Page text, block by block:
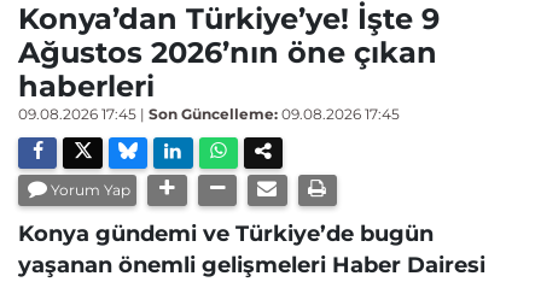
Konya’dan Türkiye’ye! İşte 9
Ağustos 2026’nın öne çıkan
haberleri
09.08.2026 17:45 | Son Güncelleme: 09.08.2026 17:45
Yorum Yap
Konya gündemi ve Türkiye’de bugün
yaşanan önemli gelişmeleri Haber Dairesi